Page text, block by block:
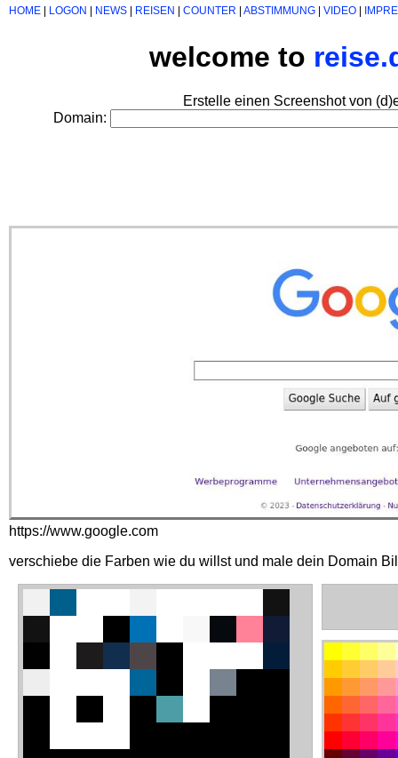
HOME LOGON NEWS REISEN COUNTER ABSTIMMUNG VIDEO
welcome to
Erstelle einen Screenshot von
Domain:
https://www.google.com
verschiebe die Farben wie du willst und male dein Domain